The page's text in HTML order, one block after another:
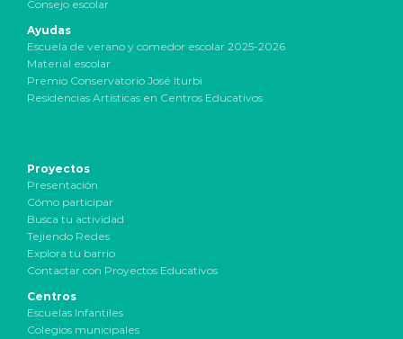
Consejo escolar
Ayudas
Escuela de verano y comedor escolar 2025-2026
Material escolar
Premio Conservatorio José Iturbi
Residencias Artísticas en Centros Educativos
Proyectos
Presentación
Cómo participar
Busca tu actividad
Tejiendo Redes
Explora tu barrio
Contactar con Proyectos Educativos
Centros
Escuelas Infantiles
Colegios municipales